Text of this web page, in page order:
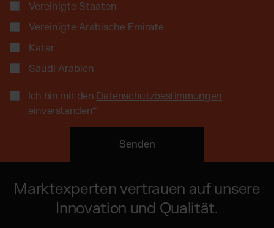
Vereinigte Staaten
Vereinigte Arabische Emirate
Katar
Saudi Arabien
Ich bin mit den Datenschutzbestimmungen
einverstanden*
Marktexperten vertrauen auf unsere
Innovation und Qualität.